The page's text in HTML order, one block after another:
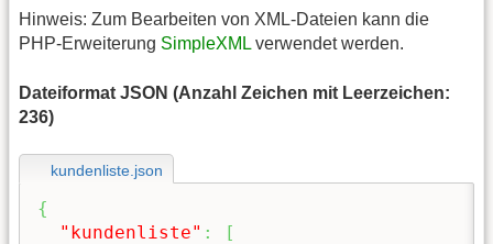
Hinweis: Zum Bearbeiten von XML-Dateien kann die
PHP-Erweiterung SimpleXML verwendet werden.
Dateiformat JSON (Anzahl Zeichen mit Leerzeichen:
236)
kundenliste.json
{
"kundenliste" :
[